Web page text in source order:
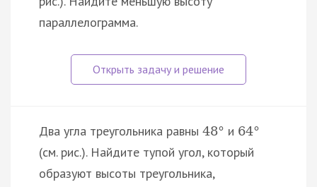
параллелограмма.
Два угла треугольника равны 48° и 64°
(см. рис.). Найдите тупой угол, который
образуют высоты треугольника,